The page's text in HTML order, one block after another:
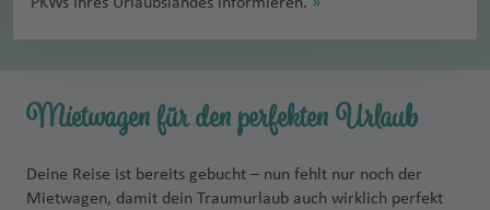
Mietwagen für den perfekten Urlaub
Deine Reise ist bereits gebucht – nun fehlt nur noch der
Mietwagen, damit dein Traumurlaub auch wirklich perfekt